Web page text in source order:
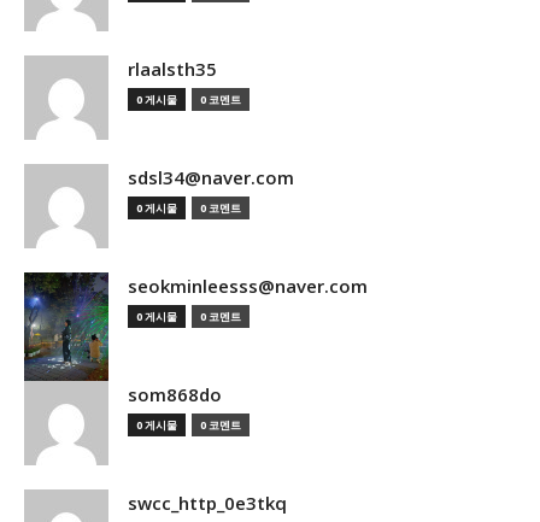
rlaalsth35
0 게시물 0 코멘트
sdsl34@naver.com
0 게시물 0 코멘트
seokminleesss@naver.com
0 게시물 0 코멘트
som868do
0 게시물 0 코멘트
swcc_http_0e3tkq